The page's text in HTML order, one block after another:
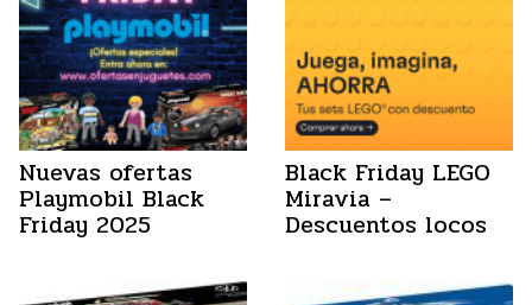
Nuevas ofertas
Playmobil Black
Friday 2025
Black Friday LEGO
Miravia –
Descuentos locos